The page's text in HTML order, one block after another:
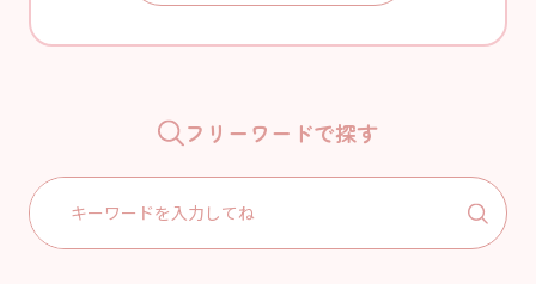
フリーワードで探す
Search
for: